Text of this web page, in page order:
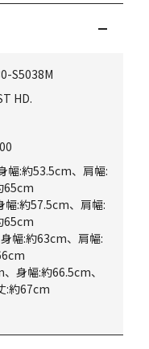
S5038M
HD.
幅:約53.5cm、肩幅:
65cm
:約57.5cm、肩幅:
65cm
幅:約63cm、肩幅:
身幅:約66.5cm、
:約67cm